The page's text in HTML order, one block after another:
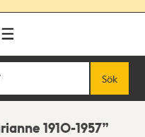
Sök
1910-1957